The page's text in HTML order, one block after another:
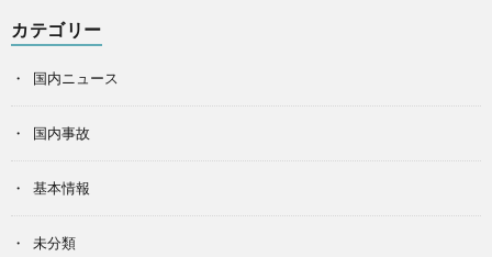
カテゴリー
国内ニュース
国内事故
基本情報
未分類